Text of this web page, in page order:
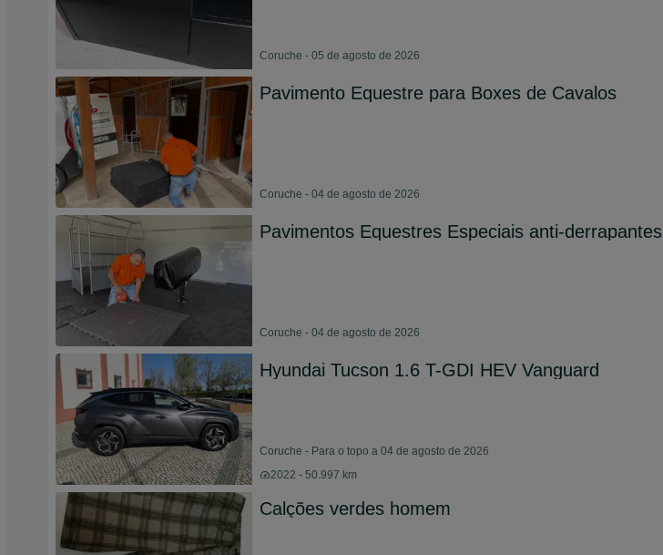
Coruche - 05 de agosto de 2026
Pavimento Equestre para Boxes de Cavalos
Coruche - 04 de agosto de 2026
Pavimentos Equestres Especiais anti-derrapantes
Coruche - 04 de agosto de 2026
Hyundai Tucson 1.6 T-GDI HEV Vanguard
Coruche - Para o topo a 04 de agosto de 2026
2022 - 50.997 km
Calções verdes homem